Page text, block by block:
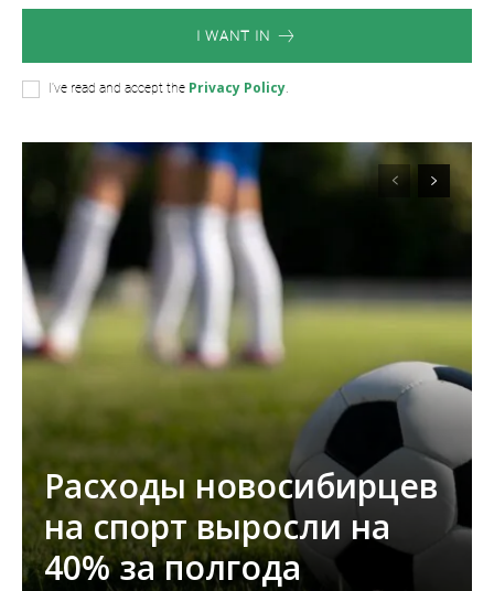
I WANT IN
I've read and accept the Privacy Policy.
Расходы новосибирцев
на спорт выросли на
40% за полгода